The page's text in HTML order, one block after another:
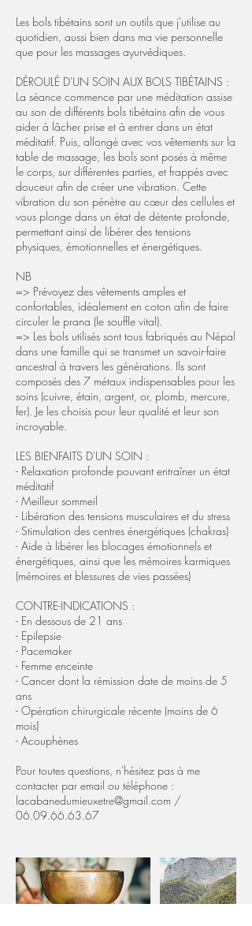
Les bols tibétains sont un outils que j'utilise au
quotidien, aussi bien dans ma vie personnelle
que pour les massages ayurvédiques.
DÉROULÉ D'UN SOIN AUX BOLS TIBÉTAINS :
La séance commence par une méditation assise
au son de différents bols tibétains afin de vous
aider à lâcher prise et à entrer dans un état
méditatif. Puis, allongé avec vos vêtements sur la
table de massage, les bols sont posés à même
le corps, sur différentes parties, et frappés avec
douceur afin de créer une vibration. Cette
vibration du son pénètre au cœur des cellules et
vous plonge dans un état de détente profonde,
permettant ainsi de libérer des tensions
physiques, émotionnelles et énergétiques.
NB
=> Prévoyez des vêtements amples et
confortables, idéalement en coton afin de faire
circuler le prana (le souffle vital).
=> Les bols utilisés sont tous fabriqués au Népal
dans une famille qui se transmet un savoir-faire
ancestral à travers les générations. Ils sont
composés des 7 métaux indispensables pour les
soins (cuivre, étain, argent, or, plomb, mercure,
fer). Je les choisis pour leur qualité et leur son
incroyable.
LES BIENFAITS D'UN SOIN :
- Relaxation profonde pouvant entraîner un état
méditatif
- Meilleur sommeil
- Libération des tensions musculaires et du stress
- Stimulation des centres énergétiques (chakras)
- Aide à libérer les blocages émotionnels et
énergétiques, ainsi que les mémoires karmiques
(mémoires et blessures de vies passées)
CONTRE-INDICATIONS :
- En dessous de 21 ans
- Epilepsie
- Pacemaker
- Femme enceinte
- Cancer dont la rémission date de moins de 5
ans
- Opération chirurgicale récente (moins de 6
mois)
- Acouphènes
Pour toutes questions, n'hésitez pas à me
contacter par email ou téléphone :
lacabanedumieuxetre@gmail.com /
06.09.66.63.67